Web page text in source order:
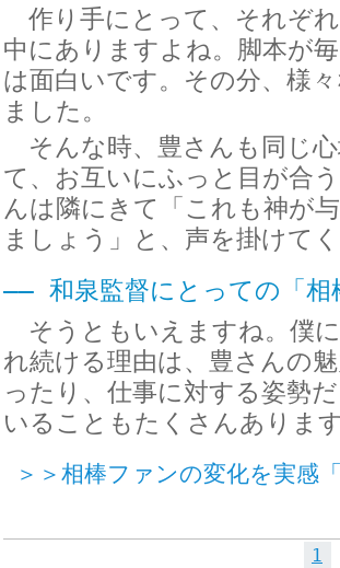
作り手にとって、それぞ
中にありますよね。脚本が
は面白いです。その分、様
ました。
そんな時、豊さんも同じ
て、お互いにふっと目が合
んは隣にきて「これも神が
ましょう」と、声を掛けて
―― 和泉監督にとっての「相
そうともいえますね。僕
れ続ける理由は、豊さんの
ったり、仕事に対する姿勢
いることもたくさんありま
＞＞相棒ファンの変化を実感
1